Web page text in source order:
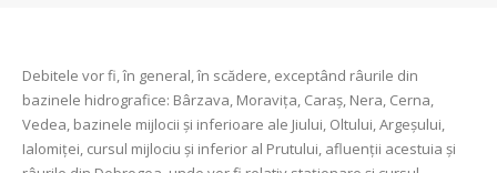
Debitele vor fi, în general, în scădere, exceptând râurile din
bazinele hidrografice: Bârzava, Moravița, Caraș, Nera, Cerna,
Vedea, bazinele mijlocii și inferioare ale Jiului, Oltului, Argeșului,
Ialomiței, cursul mijlociu și inferior al Prutului, afluenții acestuia și